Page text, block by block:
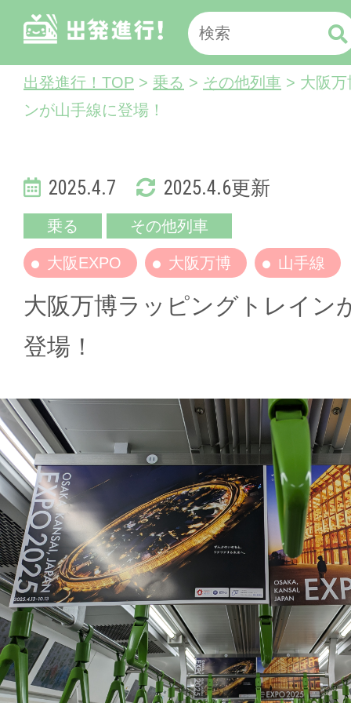
出発進行！TOP > 乗る > その他列車 > 大阪
ンが山手線に登場！
2025.4.7 2025.4.6更新
乗る その他列車
大阪EXPO 大阪万博 山手線
大阪万博ラッピングトレイン
登場！